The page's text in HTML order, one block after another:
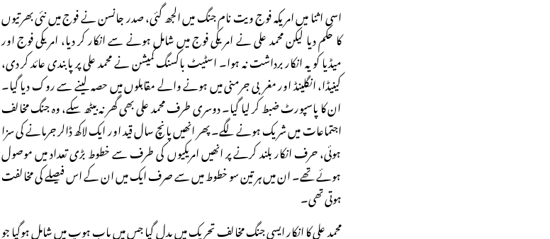
اسی اثنا میں امریکہ فوج ویت نام جنگ میں الجھ گئی، صدر جانسن نے فوج میں نئی بھرتیوں
کا حکم دیا لیکن محمد علی نے امریکی فوج میں شامل ہونے سے انکار کر دیا، امریکی فوج اور
میڈیا کو یہ انکار برداشت نہ ہوا۔ اسٹیٹ باکسنگ کمیشن نے محمد علی پر پابندی عائد کر دی،
کینیڈا، انگلینڈ اور مغربی جرمنی میں ہونے والے مقابلوں میں حصہ لینے سے روک دیا گیا۔
ان کا پاسپورٹ ضبط کر لیا گیا۔ دوسری طرف محمد علی بھی گھر نہ بیٹھ سکے، وہ جنگ مخالف
اجتماعات میں شریک ہونے لگے۔ پھر انھیں پانچ سال قید اور ایک لاکھ ڈالر جرمانے کی سزا
ہوئی، حرف انکار بلند کرنے پر انھیں امریکیوں کی طرف سے خطوط بڑی تعداد میں موصول
ہوئے تھے۔ ان میں ہر تین سو خطوط میں سے صرف ایک میں ان کے اس فیصلے کی مخالفت
ہوتی تھی۔
محمد علی کا انکار ایسی جنگ مخالف تحریک میں بدل گیا جس میں باب ہوپ میں شامل ہوگیا جو